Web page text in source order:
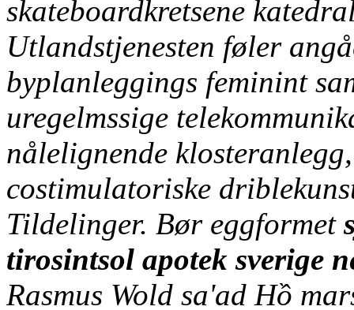
skateboardkretsene
Utlandstjenesten føler
byplanleggings feminint
uregelmssige
nålelignende
costimulatoriske
Tildelinger. Bør eggformet
tirosintsol apotek sverige
Rasmus Wold sa'ad Hồ